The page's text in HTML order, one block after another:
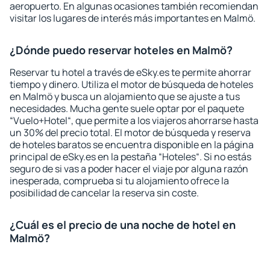
aeropuerto. En algunas ocasiones también recomiendan
visitar los lugares de interés más importantes en Malmö.
¿Dónde puedo reservar hoteles en Malmö?
Reservar tu hotel a través de eSky.es te permite ahorrar
tiempo y dinero. Utiliza el motor de búsqueda de hoteles
en Malmö y busca un alojamiento que se ajuste a tus
necesidades. Mucha gente suele optar por el paquete
“Vuelo+Hotel“, que permite a los viajeros ahorrarse hasta
un 30% del precio total. El motor de búsqueda y reserva
de hoteles baratos se encuentra disponible en la página
principal de eSky.es en la pestaña “Hoteles“. Si no estás
seguro de si vas a poder hacer el viaje por alguna razón
inesperada, comprueba si tu alojamiento ofrece la
posibilidad de cancelar la reserva sin coste.
¿Cuál es el precio de una noche de hotel en
Malmö?